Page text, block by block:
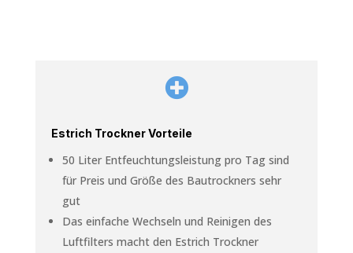

Estrich Trockner Vorteile
50 Liter Entfeuchtungsleistung pro Tag sind
für Preis und Größe des Bautrockners sehr
gut
Das einfache Wechseln und Reinigen des
Luftfilters macht den Estrich Trockner